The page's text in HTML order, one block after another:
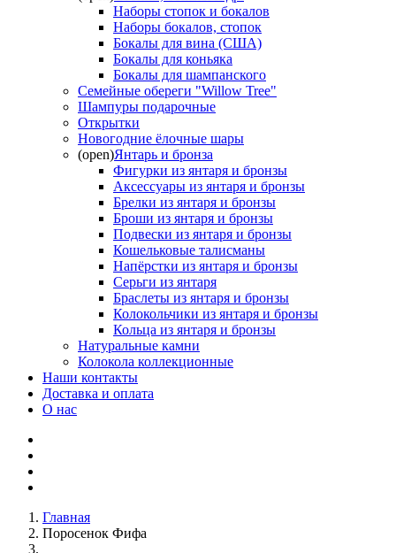
Наборы стопок и бокалов
Наборы бокалов, стопок
Бокалы для вина (США)
Бокалы для коньяка
Бокалы для шампанского
Семейные обереги "Willow Tree"
Шампуры подарочные
Открытки
Новогодние ёлочные шары
(open)Янтарь и бронза
Фигурки из янтаря и бронзы
Аксессуары из янтаря и бронзы
Брелки из янтаря и бронзы
Броши из янтаря и бронзы
Подвески из янтаря и бронзы
Кошельковые талисманы
Напёрстки из янтаря и бронзы
Серьги из янтаря
Браслеты из янтаря и бронзы
Колокольчики из янтаря и бронзы
Кольца из янтаря и бронзы
Натуральные камни
Колокола коллекционные
Наши контакты
Доставка и оплата
О нас
Главная
Поросенок Фифа